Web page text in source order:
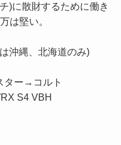
)に散財するために働き
は堅い。
沖縄、北海道のみ)
ター→コルト
S4 VBH